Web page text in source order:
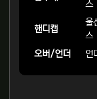
스
핸디캡
울
스
오버/언더 언